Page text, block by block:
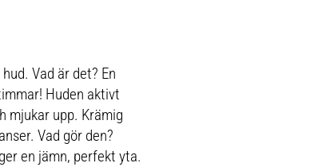
Vad är det? En
Huden aktivt
mjukar upp. Krämig
Vad gör den?
en jämn, perfekt yta.